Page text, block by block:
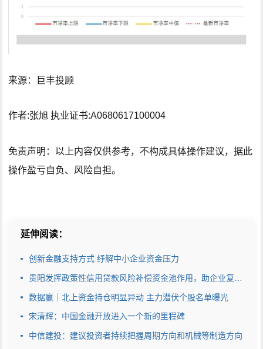
来源：巨丰投顾
作者:张旭 执业证书:A0680617100004
免责声明：以上内容仅供参考，不构成具体操作建议，据此
操作盈亏自负、风险自担。
延伸阅读：
创新金融支持方式 纾解中小企业资金压力
贵阳发挥政策性信用贷款风险补偿资金池作用，助企业复工战“疫”
数据赢｜北上资金持仓明显异动 主力潜伏个股名单曝光
宋清辉：中国金融开放进入一个新的里程碑
中信建投：建议投资者持续把握周期方向和机械等制造方向